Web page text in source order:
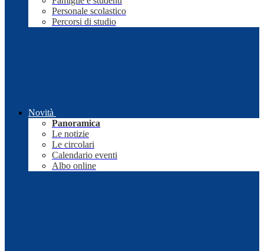
Personale scolastico
Percorsi di studio
Novità
Panoramica
Le notizie
Le circolari
Calendario eventi
Albo online